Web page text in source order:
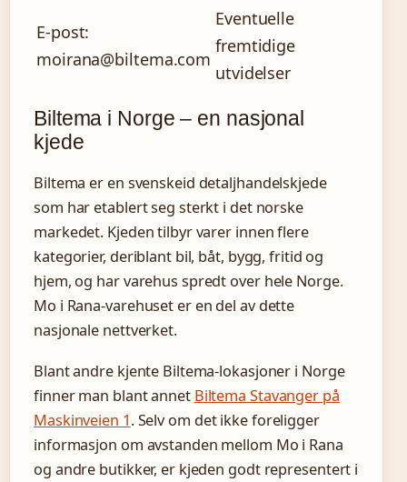
E-post:
moirana@biltema.com
Eventuelle
fremtidige
utvidelser
Biltema i Norge – en nasjonal
kjede
Biltema er en svenskeid detaljhandelskjede
som har etablert seg sterkt i det norske
markedet. Kjeden tilbyr varer innen flere
kategorier, deriblant bil, båt, bygg, fritid og
hjem, og har varehus spredt over hele Norge.
Mo i Rana-varehuset er en del av dette
nasjonale nettverket.
Blant andre kjente Biltema-lokasjoner i Norge
finner man blant annet Biltema Stavanger på
Maskinveien 1. Selv om det ikke foreligger
informasjon om avstanden mellom Mo i Rana
og andre butikker, er kjeden godt representert i